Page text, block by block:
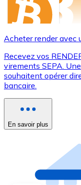
Acheter render avec
Recevez vos
virements SEPA.
souhaitent opérer
bancaire.
En savoir plus